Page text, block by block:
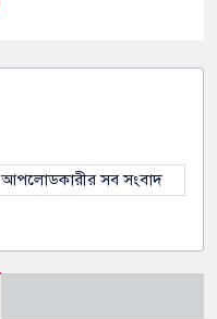
আপলোডকারীর সব সংবাদ